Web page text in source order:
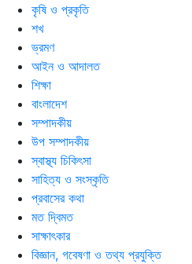
কৃষি ও প্রকৃতি
শখ
ভ্রমণ
আইন ও আদালত
শিক্ষা
বাংলাদেশ
সম্পাদকীয়
উপ সম্পাদকীয়
স্বাস্থ্য চিকিৎসা
সাহিত্য ও সংস্কৃতি
প্রবাসের কথা
মত দ্বিমত
সাক্ষাৎকার
বিজ্ঞান, গবেষণা ও তথ্য প্রযুক্তি